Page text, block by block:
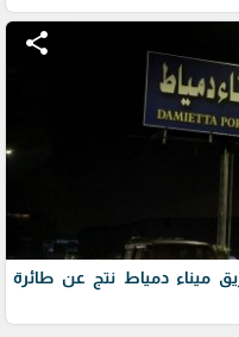
share
ميناء دمياط نتج عن طائرة